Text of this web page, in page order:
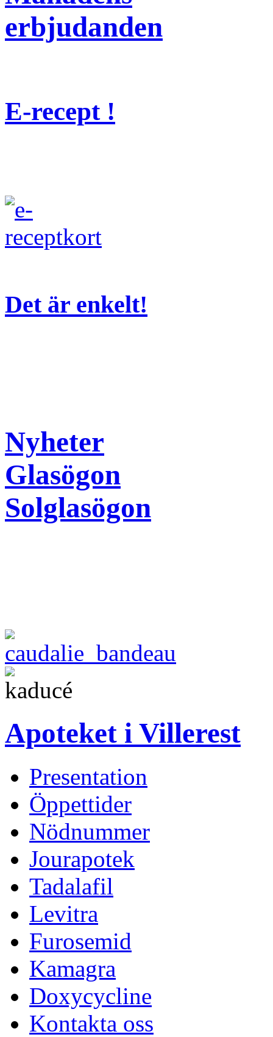
erbjudanden
E-recept !
Det är enkelt!
Nyheter
Glasögon
Solglasögon
Apoteket i Villerest
Presentation
Öppettider
Nödnummer
Jourapotek
Tadalafil
Levitra
Furosemid
Kamagra
Doxycycline
Kontakta oss